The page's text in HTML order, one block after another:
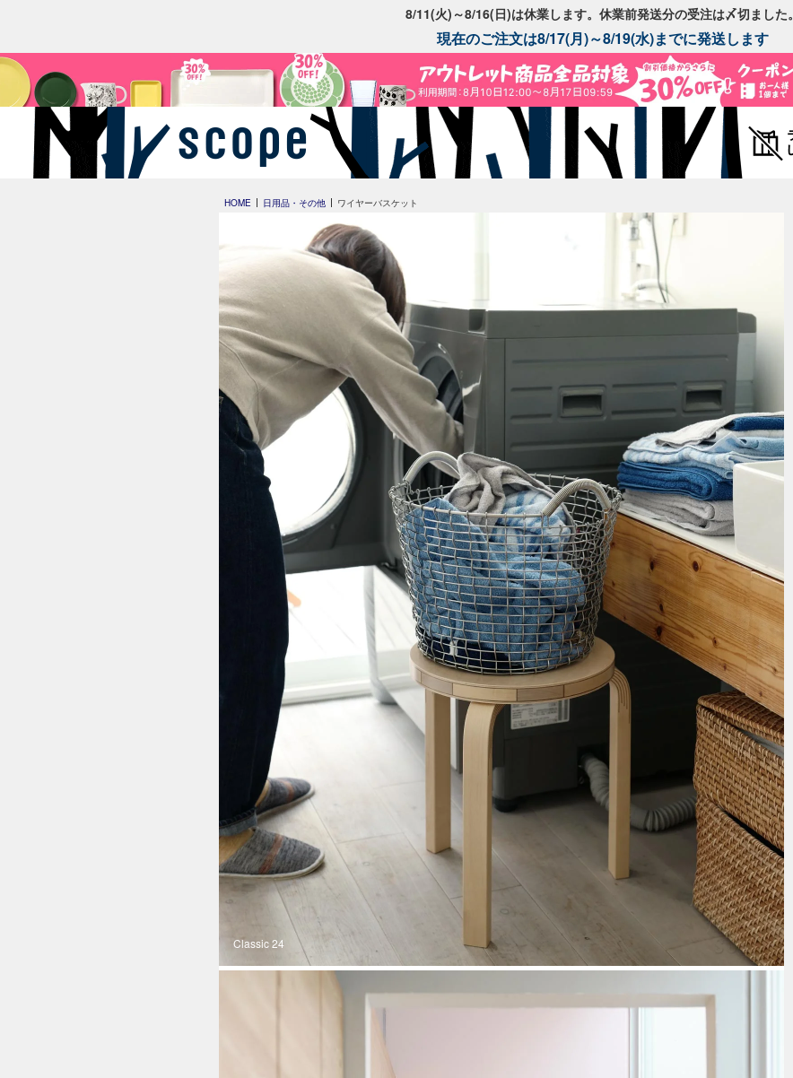
8/11(火)～8/16(日)は休業します。休業前発送分の受注は〆切ました。
現在のご注文は8/17(月)～8/19(水)までに発送します
HOME 日用品・その他 ワイヤーバスケット
Classic 24